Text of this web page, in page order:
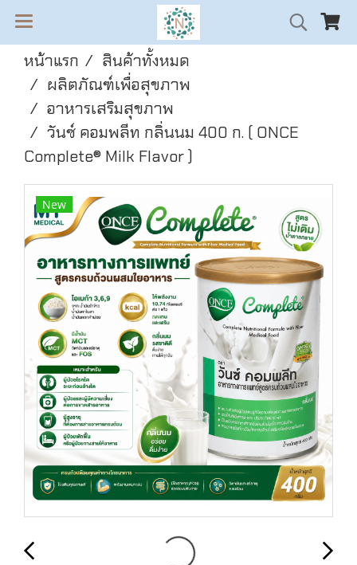
หน้าแรก
สินค้าทั้งหมด
ผลิตภัณฑ์เพื่อสุขภาพ
อาหารเสริมสุขภาพ
วันซ์ คอมพลีท กลิ่นนม 400 ก. ( ONCE
Complete® Milk Flavor )
New